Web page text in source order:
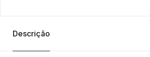
Descrição